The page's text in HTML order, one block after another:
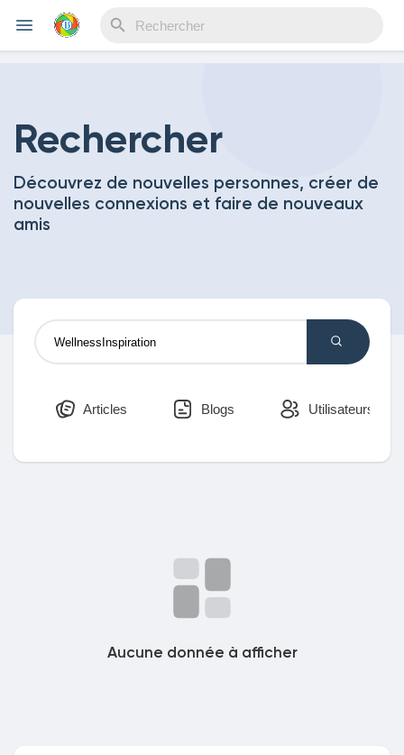
Découvrir Evènements
Découvrir Blogs
Mes Articles
Rechercher
Découvrez de nouvelles personnes, créer de
nouvelles connexions et faire de nouveaux
amis
Articles Blogs Utilisateurs
Aucune donnée à afficher